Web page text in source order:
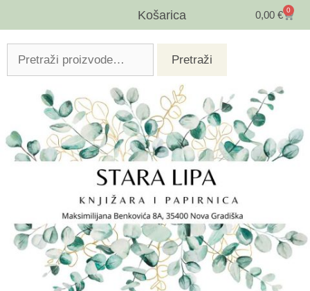
Košarica 0,00 € 0
Pretraži